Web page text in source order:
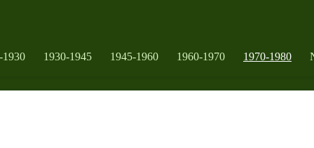
1930 1930-1945 1945-1960 1960-1970 1970-1980